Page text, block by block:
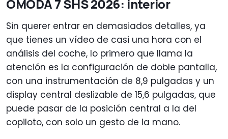
OMODA 7 SHS 2026: interior
Sin querer entrar en demasiados detalles, ya
que tienes un vídeo de casi una hora con el
análisis del coche, lo primero que llama la
atención es la configuración de doble pantalla,
con una instrumentación de 8,9 pulgadas y un
display central deslizable de 15,6 pulgadas, que
puede pasar de la posición central a la del
copiloto, con solo un gesto de la mano.